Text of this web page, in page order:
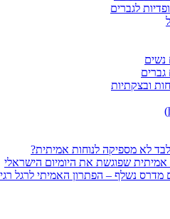
לגברים
נשים
גברים
ובצקתיות
לא מספיקה לנוחות אמיתית?
מדרס נשלף – הפתרון האמיתי לרגל